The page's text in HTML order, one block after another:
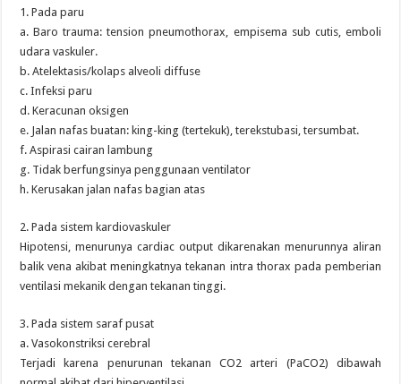
1. Pada paru
a. Baro trauma: tension pneumothorax, empisema sub cutis, emboli
udara vaskuler.
b. Atelektasis/kolaps alveoli diffuse
c. Infeksi paru
d. Keracunan oksigen
e. Jalan nafas buatan: king-king (tertekuk), terekstubasi, tersumbat.
f. Aspirasi cairan lambung
g. Tidak berfungsinya penggunaan ventilator
h. Kerusakan jalan nafas bagian atas
2. Pada sistem kardiovaskuler
Hipotensi, menurunya cardiac output dikarenakan menurunnya aliran
balik vena akibat meningkatnya tekanan intra thorax pada pemberian
ventilasi mekanik dengan tekanan tinggi.
3. Pada sistem saraf pusat
a. Vasokonstriksi cerebral
Terjadi karena penurunan tekanan CO2 arteri (PaCO2) dibawah